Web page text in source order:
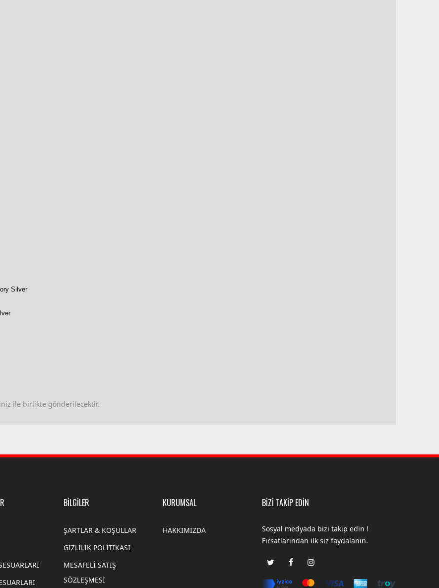
Silver
ile birlikte gönderilecektir.
BİLGİLER
ŞARTLAR & KOŞULLAR
GİZLİLİK POLİTİKASI
MESAFELİ SATIŞ
SÖZLEŞMESİ
KURUMSAL
HAKKIMIZDA
BİZİ TAKİP EDİN
Sosyal medyada bizi takip edin !
Fırsatlarından ilk siz faydalanın.